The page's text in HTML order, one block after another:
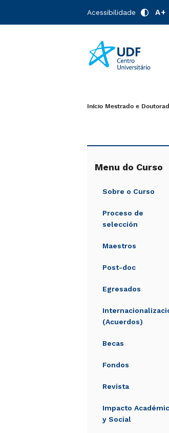
Acessibilidade A+
Início Mestrado e
Menu do Curso
Sobre o Curso
Proceso de
selección
Maestros
Post-doc
Egresados
(Acuerdos)
Becas
Fondos
Revista
Impacto
y Social